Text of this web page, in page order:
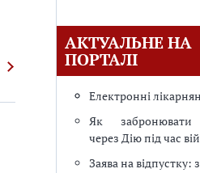
АКТУАЛЬНЕ НА
ПОРТАЛІ
Електронні
Як забронювати
через Дію під час
Заява на відпустку: